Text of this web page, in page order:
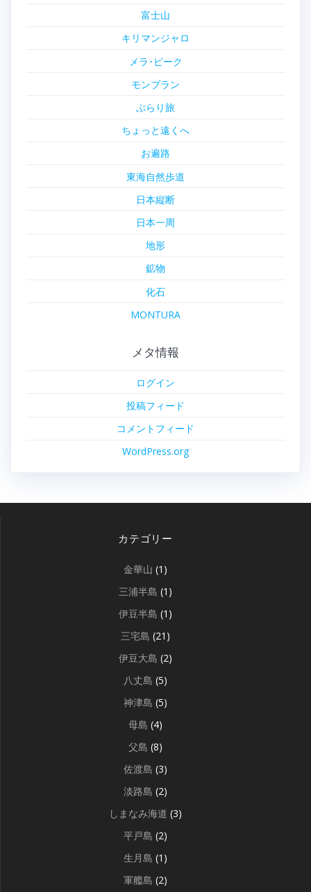
富士山
キリマンジャロ
メラ･ピーク
モンブラン
ぶらり旅
ちょっと遠くへ
お遍路
東海自然歩道
日本縦断
日本一周
地形
鉱物
化石
MONTURA
メタ情報
ログイン
投稿フィード
コメントフィード
WordPress.org
カテゴリー
金華山 (1)
三浦半島 (1)
伊豆半島 (1)
三宅島 (21)
伊豆大島 (2)
八丈島 (5)
神津島 (5)
母島 (4)
父島 (8)
佐渡島 (3)
淡路島 (2)
しまなみ海道 (3)
平戸島 (2)
生月島 (1)
軍艦島 (2)